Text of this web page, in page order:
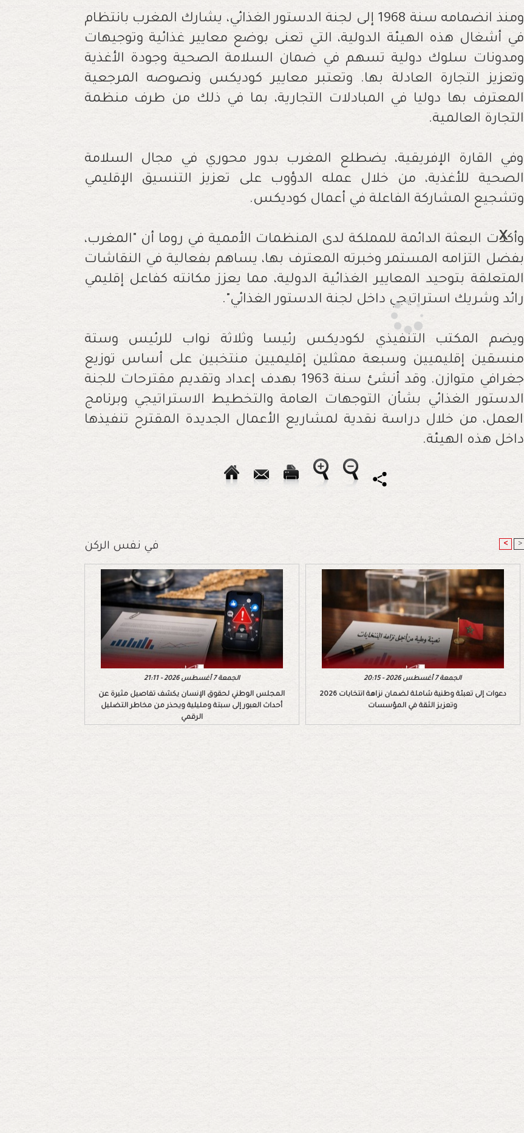
ومنذ انضمامه سنة 1968 إلى لجنة الدستور الغذائي، يشارك المغرب بانتظام
في أشغال هذه الهيئة الدولية، التي تعنى بوضع معايير غذائية وتوجيهات
ومدونات سلوك دولية تسهم في ضمان السلامة الصحية وجودة الأغذية
وتعزيز التجارة العادلة بها. وتعتبر معايير كوديكس ونصوصه المرجعية
المعترف بها دوليا في المبادلات التجارية، بما في ذلك من طرف منظمة
التجارة العالمية.
وفي القارة الإفريقية، يضطلع المغرب بدور محوري في مجال السلامة
الصحية للأغذية، من خلال عمله الدؤوب على تعزيز التنسيق الإقليمي
وتشجيع المشاركة الفاعلة في أعمال كوديكس.
وأكدت البعثة الدائمة للمملكة لدى المنظمات الأممية في روما أن "المغرب،
بفضل التزامه المستمر وخبرته المعترف بها، يساهم بفعالية في النقاشات
المتعلقة بتوحيد المعايير الغذائية الدولية، مما يعزز مكانته كفاعل إقليمي
رائد وشريك استراتيجي داخل لجنة الدستور الغذائي".
ويضم المكتب التنفيذي لكوديكس رئيسا وثلاثة نواب للرئيس وستة
منسقين إقليميين وسبعة ممثلين إقليميين منتخبين على أساس توزيع
جغرافي متوازن. وقد أنشئ سنة 1963 بهدف إعداد وتقديم مقترحات للجنة
الدستور الغذائي بشأن التوجهات العامة والتخطيط الاستراتيجي وبرنامج
العمل، من خلال دراسة نقدية لمشاريع الأعمال الجديدة المقترح تنفيذها
داخل هذه الهيئة.
في نفس الركن < >
الجمعة 7 أغسطس 2026 - 21:11
المجلس الوطني لحقوق الإنسان يكشف تفاصيل مثيرة عن
أحداث العبور إلى سبتة ومليلية ويحذر من مخاطر التضليل
الرقمي
الجمعة 7 أغسطس 2026 - 20:15
دعوات إلى تعبئة وطنية شاملة لضمان نزاهة انتخابات 2026
وتعزيز الثقة في المؤسسات